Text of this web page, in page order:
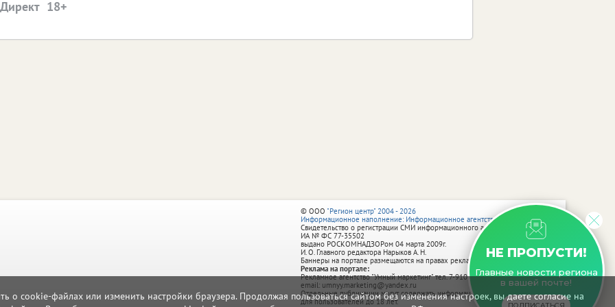
о cookie-файлах или изменить настройки браузера. Продолжая пользоваться сайтом без изменения настроек, вы даете согласие на
НЕ ПРОПУСТИ!
Главные новости региона
в вашей почте!
© ООО "Регион центр" 2004 - 2026
Информационное наполнение: Информационное агентство vRossii.ru
Свидетельство о регистрации СМИ информационного агентства vRossii.ru
ИА № ФС 77‑35502
выдано РОСКОМНАДЗОРом 04 марта 2009г.
И. О. Главного редактора Нарыков А. Н.
Баннеры на портале размещаются на правах рекламы.
Реклама на портале:
Рекламное агентство "Умный маркетинг" тел. 7-910-267-70-40,
email: umnyy.marketing@yandex.ru
Отдельные публикации могут содержать информацию, не предназначенную
для пользователей до 18 лет.